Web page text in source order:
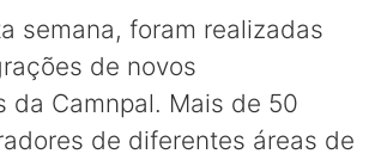
semana, foram realizadas
de novos
da Camnpal. Mais de 50
de diferentes áreas de